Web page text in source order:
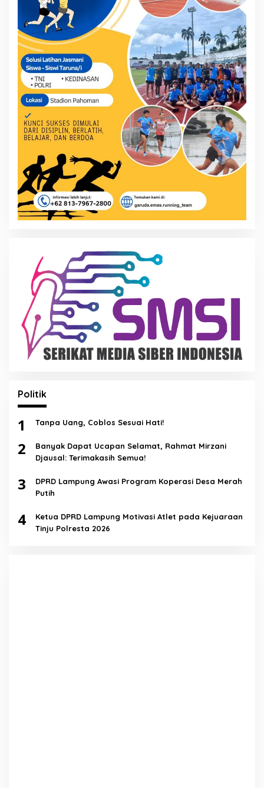
Politik
1 Tanpa Uang, Coblos Sesuai Hati!
2
Banyak Dapat Ucapan Selamat, Rahmat Mirzani
Djausal: Terimakasih Semua!
3
DPRD Lampung Awasi Program Koperasi Desa Merah
Putih
4
Ketua DPRD Lampung Motivasi Atlet pada Kejuaraan
Tinju Polresta 2026